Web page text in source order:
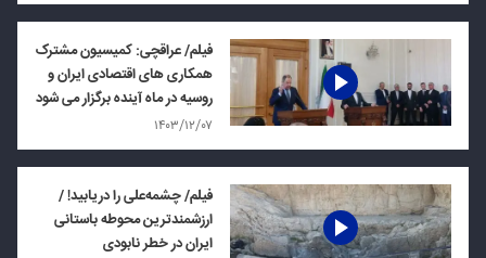
فیلم/ عراقچی: کمیسیون مشترک
همکاری های اقتصادی ایران و
روسیه در ماه آینده برگزار می شود
۱۴۰۳/۱۲/۰۷
فیلم/ چشمه‌علی را دریابید! /
ارزشمندترین محوطه‌ باستانی
ایران در خطر نابودی